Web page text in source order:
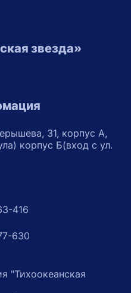
звезда»
31, корпус А,
корпус Б(вход с ул.
416
630
"Тихоокеанская